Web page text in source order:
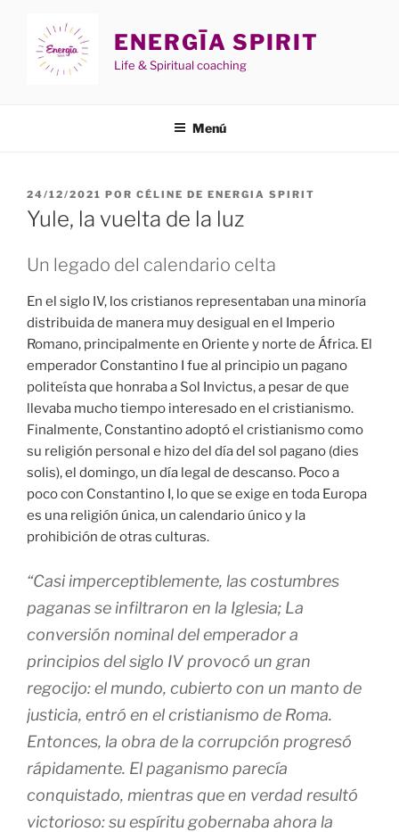
contenido
ENERGĪA SPIRIT
Life & Spiritual coaching
Menú
PUBLICADO
EL
24/12/2021 POR CÉLINE DE ENERGIA SPIRIT
Yule, la vuelta de la luz
Un legado del calendario celta
En el siglo IV, los cristianos representaban una minoría
distribuida de manera muy desigual en el Imperio
Romano, principalmente en Oriente y norte de África. El
emperador Constantino I fue al principio un pagano
politeísta que honraba a Sol Invictus, a pesar de que
llevaba mucho tiempo interesado en el cristianismo.
Finalmente, Constantino adoptó el cristianismo como
su religión personal e hizo del día del sol pagano (dies
solis), el domingo, un día legal de descanso. Poco a
poco con Constantino I, lo que se exige en toda Europa
es una religión única, un calendario único y la
prohibición de otras culturas.
“Casi imperceptiblemente, las costumbres
paganas se infiltraron en la Iglesia; La
conversión nominal del emperador a
principios del siglo IV provocó un gran
regocijo: el mundo, cubierto con un manto de
justicia, entró en el cristianismo de Roma.
Entonces, la obra de la corrupción progresó
rápidamente. El paganismo parecía
conquistado, mientras que en verdad resultó
victorioso: su espíritu gobernaba ahora la